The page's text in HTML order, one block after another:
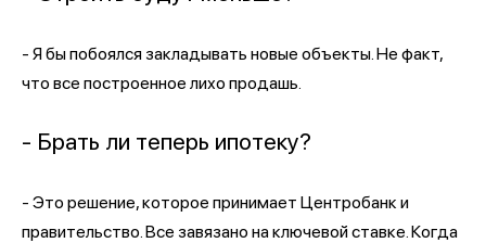
- Я бы побоялся закладывать новые объекты. Не факт,
что все построенное лихо продашь.
- Брать ли теперь ипотеку?
- Это решение, которое принимает Центробанк и
правительство. Все завязано на ключевой ставке. Когда